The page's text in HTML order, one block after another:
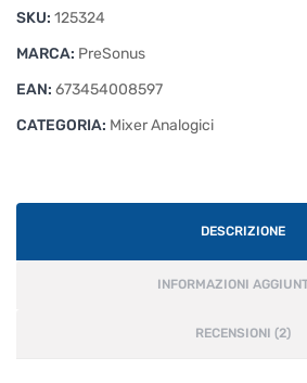
SKU: 125324
MARCA: PreSonus
EAN: 673454008597
CATEGORIA: Mixer Analogici
DESCRIZIONE
INFORMAZIONI
RECENSIONI (2)